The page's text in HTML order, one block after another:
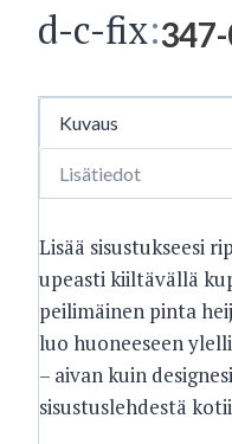
d-c-fix:
Kuvaus
Lisätiedot
Lisää sisustukseesi
upeasti kiiltävällä
peilimäinen pinta
luo huoneeseen
– aivan kuin
sisustuslehdestä